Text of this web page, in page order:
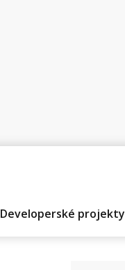
Developerské projekty